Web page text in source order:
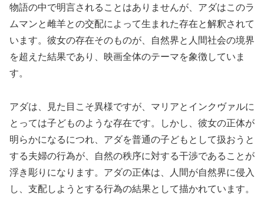
物語の中で明言されることはありませんが、アダはこのラ
ムマンと雌羊との交配によって生まれた存在と解釈されて
います。彼女の存在そのものが、自然界と人間社会の境界
を超えた結果であり、映画全体のテーマを象徴していま
す。
アダは、見た目こそ異様ですが、マリアとインクヴァルに
とっては子どものような存在です。しかし、彼女の正体が
明らかになるにつれ、アダを普通の子どもとして扱おうと
する夫婦の行為が、自然の秩序に対する干渉であることが
浮き彫りになります。アダの正体は、人間が自然界に侵入
し、支配しようとする行為の結果として描かれています。